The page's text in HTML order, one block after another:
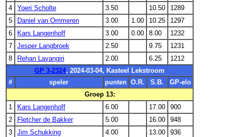
4
Yoeri Scholte 3.50 10.50
1289
5
Daniel van Ommeren 3.00 1.00 10.25
1297
6
Kars Langenhoff 3.00 0.00 8.00
1232
7
Jesper Langbroek 2.50 9.75
1231
8
Rehan Lavangiri 2.00 6.25
1212
GP 3-2324, 2024-03-04, Kasteel Lekstroom
#
speler punten O.R. S.B.
GP-elo
Groep 13:
1
Kars Langenhoff 6.00 17.00
900
2
Fletcher de Bakker 5.00 16.00
948
3
Jim Schukking 4.00 13.00
936